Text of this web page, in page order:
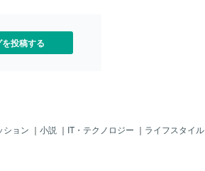
ょう！ 1. 動画の目的
にする 動画編集を始
かということです。
ットを明確にするこ
投稿する
ション ｜ 小説 ｜ IT・テクノロジー ｜ ライフスタイル